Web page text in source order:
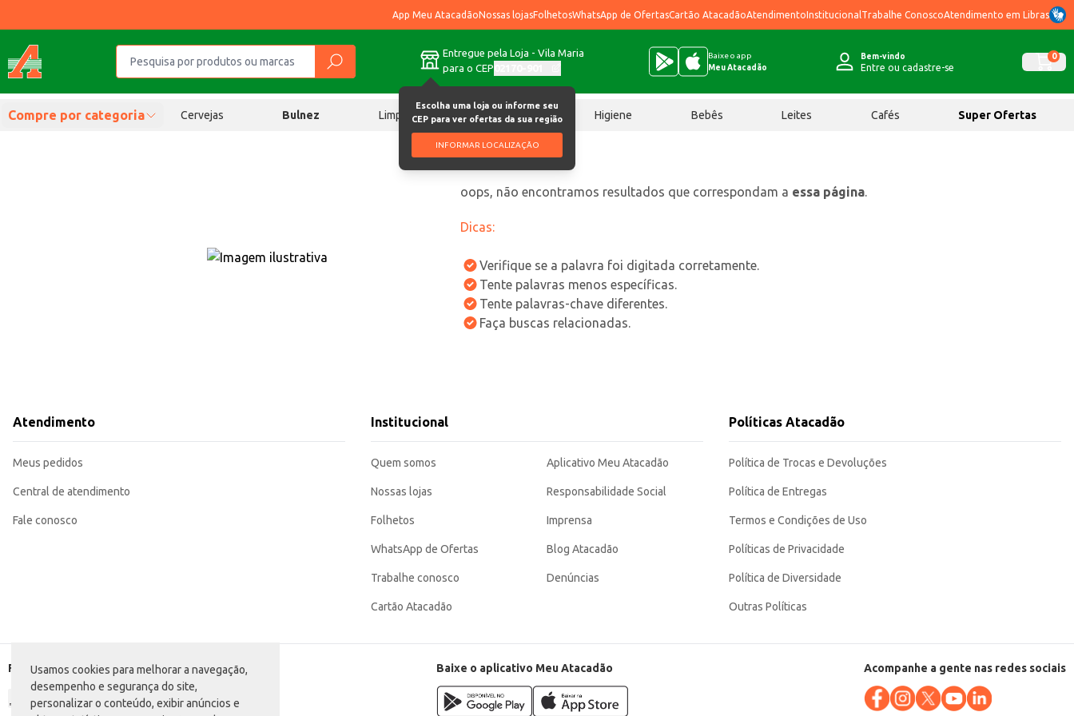
Usamos cookies para melhorar a navegação,
desempenho e segurança do site,
personalizar o conteúdo, exibir anúncios e
App Meu AtacadãoNossas lojasFolhetosWhatsApp de OfertasCartão AtacadãoAtendimentoInstitucional Trabalhe ConoscoAtendimento em Libras
Entregue pela Loja - Vila Maria
para o CEP
Escolha uma loja ou informe seu
CEP para ver ofertas da sua região
INFORMAR LOCALIZAÇÃO
Baixe o app
Meu Atacadão
Bem-vindo
Entre ou cadastre-se
0
Compre por categoria Cervejas Bulnez Limpeza Chocolates Higiene Bebês Leites Cafés Super Ofertas
oops, não encontramos resultados que correspondam a essa página.
Dicas:
Verifique se a palavra foi digitada corretamente.
Tente palavras menos específicas.
Tente palavras-chave diferentes.
Faça buscas relacionadas.
Atendimento
Meus pedidos
Central de atendimento
Fale conosco
Institucional
Quem somos
Nossas lojas
Folhetos
WhatsApp de Ofertas
Trabalhe conosco
Cartão Atacadão
Aplicativo Meu Atacadão
Responsabilidade Social
Imprensa
Blog Atacadão
Denúncias
Políticas Atacadão
Política de Trocas e Devoluções
Política de Entregas
Termos e Condições de Uso
Políticas de Privacidade
Política de Diversidade
Outras Políticas
Formas de pagamento Baixe o aplicativo Meu Atacadão Acompanhe a gente nas redes sociais